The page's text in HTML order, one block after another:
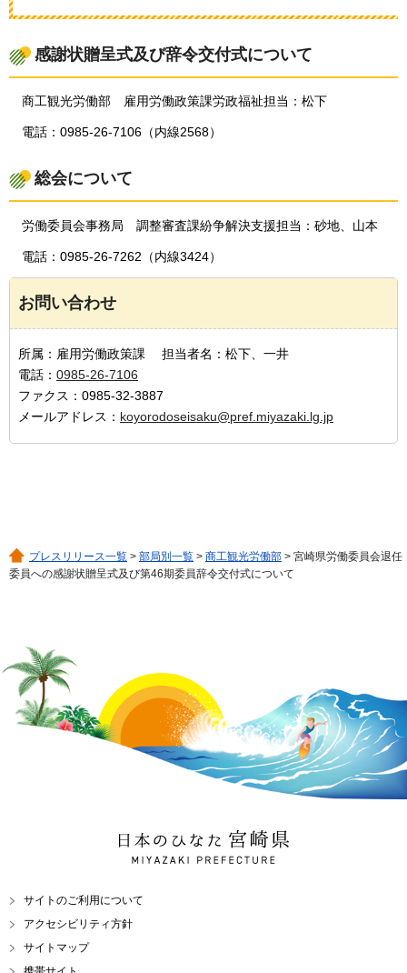
感謝状贈呈式及び辞令交付式について
商工観光労働部 雇用労働政策課労政福祉担当：松下
電話：0985-26-7106（内線2568）
総会について
労働委員会事務局 調整審査課紛争解決支援担当：砂地、山本
電話：0985-26-7262（内線3424）
お問い合わせ
所属：雇用労働政策課 担当者名：松下、一井
電話： 0985-26-7106
ファクス：0985-32-3887
メールアドレス： koyorodoseisaku@pref.miyazaki.lg.jp
プレスリリース一覧 > 部局別一覧 > 商工観光労働部 > 宮崎県労働委員会退任
委員への感謝状贈呈式及び第46期委員辞令交付式について
日本のひなた 宮崎県
MIYAZAKI PREFECTURE
サイトのご利用について
アクセシビリティ方針
サイトマップ